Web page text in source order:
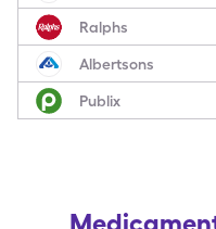
Ralphs
Albertsons
Publix